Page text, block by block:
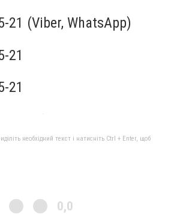
21 (Viber, WhatsApp)
21
21
необхідний текст і натисніть Ctrl + Enter, щоб
0,0